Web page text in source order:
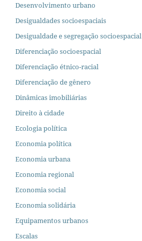
Desenvolvimento urbano
Desigualdades socioespaciais
Desigualdade e segregação socioespacial
Diferenciação socioespacial
Diferenciação étnico-racial
Diferenciação de gênero
Dinâmicas imobiliárias
Direito à cidade
Ecologia política
Economia política
Economia urbana
Economia regional
Economia social
Economia solidária
Equipamentos urbanos
Escalas